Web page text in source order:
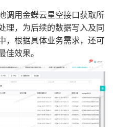
调用金蝶云星空接口获取所
理，为后续的数据写入及同
，根据具体业务需求，还可
效果。